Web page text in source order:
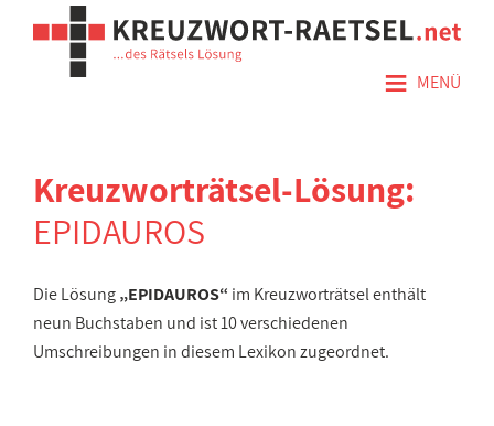
≡ MENÜ
Kreuzworträtsel-Lösung:
EPIDAUROS
Die Lösung„EPIDAUROS“ im Kreuzworträtsel enthält
neun Buchstaben und ist 10 verschiedenen
Umschreibungen in diesem Lexikon zugeordnet.